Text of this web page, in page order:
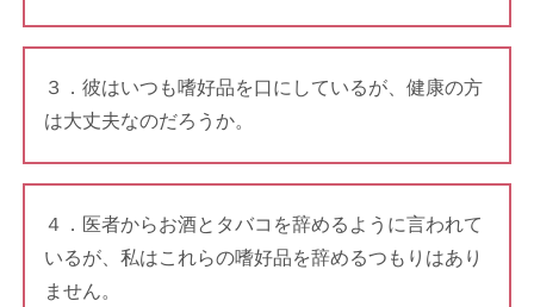
３．彼はいつも嗜好品を口にしているが、健康の方
は大丈夫なのだろうか。
４．医者からお酒とタバコを辞めるように言われて
いるが、私はこれらの嗜好品を辞めるつもりはあり
ません。